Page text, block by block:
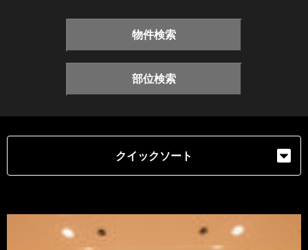
物件検索
部位検索
クイックソート